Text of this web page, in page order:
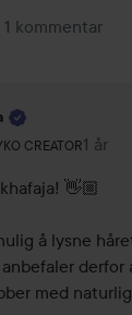
1 kommentar
CREATOR
rolle: Lyko
1 år
👋🏼
å lysne
derfor
med